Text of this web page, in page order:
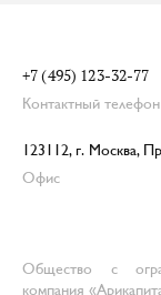
+7 (495) 123-32-77
Контактный телефон
123112, г. Москва,
Офис
Общество с
компания